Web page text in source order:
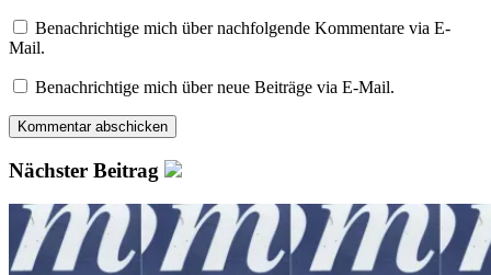
Benachrichtige mich über nachfolgende Kommentare via E-
Mail.
Benachrichtige mich über neue Beiträge via E-Mail.
Nächster Beitrag